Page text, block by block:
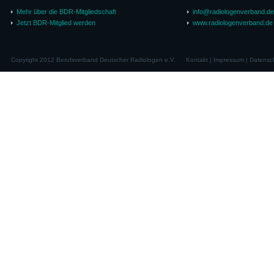
Mehr über die BDR-Mitgliedschaft
Jetzt BDR-Mitglied werden
info@radiologenverband.de
www.radiologenverband.de
Copyright 2012 Berufsverband Deutscher Radiologen e.V. Kontakt| Impressum|